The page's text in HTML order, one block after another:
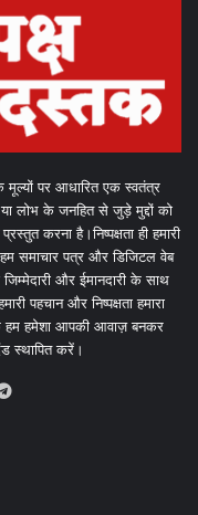
के मूल्यों पर आधारित एक स्वतंत्र
या लोभ के जनहित से जुड़े मुद्दों को
करना है।निष्पक्षता ही हमारी
समाचार पत्र और डिजिटल वेब
और ईमानदारी के साथ
पहचान और निष्पक्षता हमारा
हम हमेशा आपकी आवाज़ बनकर
स्थापित करें।
Telegram